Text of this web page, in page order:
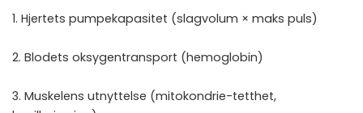
1. Hjertets pumpekapasitet (slagvolum × maks puls)
2. Blodets oksygentransport (hemoglobin)
3. Muskelens utnyttelse (mitokondrie-tetthet,